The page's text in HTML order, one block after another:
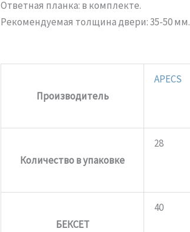
Ответная планка: в комплекте.
Рекомендуемая толщина двери: 35-50 мм.
Производитель
APECS
Количество в упаковке
28
БЕКСЕТ
40